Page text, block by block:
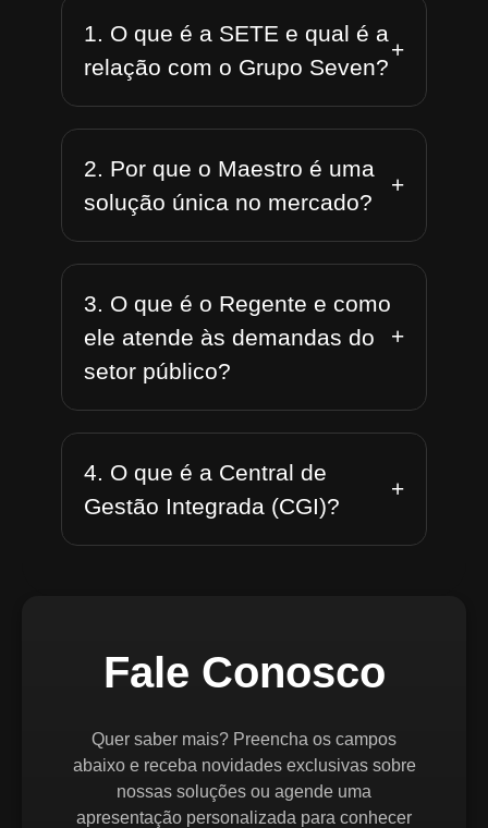
1. O que é a SETE e qual é a
relação com o Grupo Seven?
+
2. Por que o Maestro é uma
solução única no mercado?
+
3. O que é o Regente e como
ele atende às demandas do
setor público?
+
4. O que é a Central de
Gestão Integrada (CGI)?
+
Fale Conosco
Quer saber mais? Preencha os campos
abaixo e receba novidades exclusivas sobre
nossas soluções ou agende uma
apresentação personalizada para conhecer